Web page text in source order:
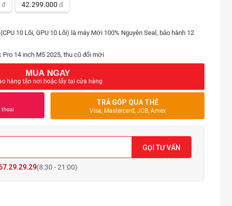
đ
42.299.000 đ
10 Lõi, GPU 10 Lõi) là máy Mới 100% Nguyên Seal, bảo hành 12
14 inch M5 2025, thu cũ đổi mới
MUA NGAY
hàng tận nơi hoặc lấy tại cửa hàng
thoại
TRẢ GÓP QUA THẺ
Visa, Mastercard, JCB, Amex
GỌI TƯ VẤN
(8:30 - 21:00)